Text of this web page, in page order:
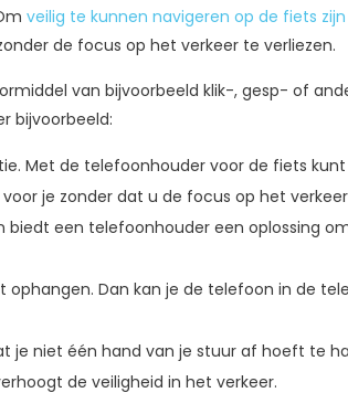
veilig te kunnen navigeren op de fiets
de focus op het verkeer te verliezen.
van bijvoorbeeld klik-, gesp- of
bijvoorbeeld:
Met de telefoonhouder voor de fiets
je zonder dat u de focus op het
een telefoonhouder een oplossing
ophangen. Dan kan je de telefoon in de
je niet één hand van je stuur af hoeft te
de veiligheid in het verkeer.